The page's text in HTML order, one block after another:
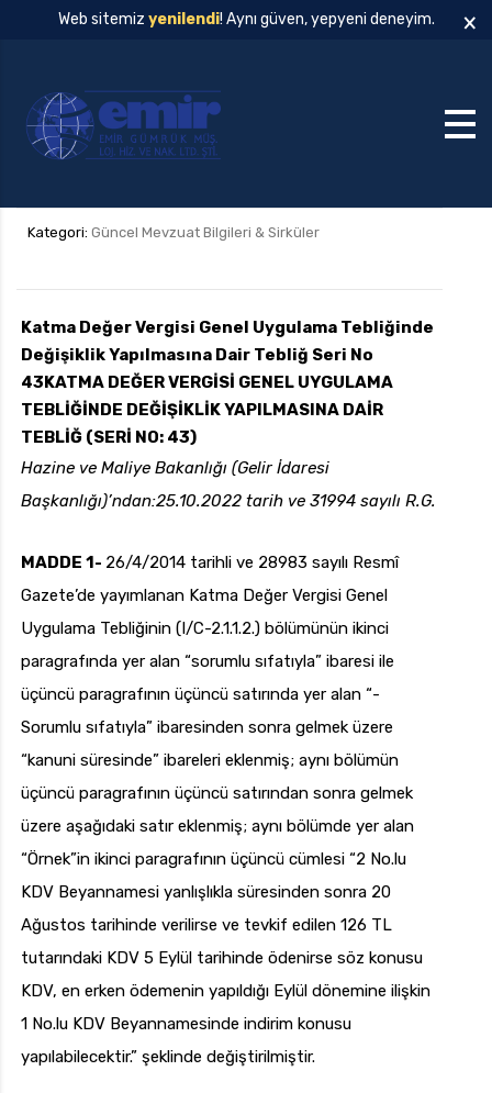
Web sitemiz yenilendi! Aynı güven, yepyeni deneyim. ×
Pzt — Cmt: 09:00 — 18:00
Kategori: Güncel Mevzuat Bilgileri & Sirküler
Katma Değer Vergisi Genel Uygulama Tebliğinde
Değişiklik Yapılmasına Dair Tebliğ Seri No
43 KATMA DEĞER VERGİSİ GENEL UYGULAMA
TEBLİĞİNDE DEĞİŞİKLİK YAPILMASINA DAİR
TEBLİĞ (SERİ NO: 43)
Hazine ve Maliye Bakanlığı (Gelir İdaresi
Başkanlığı)’ndan:25.10.2022 tarih ve 31994 sayılı R.G.
MADDE 1- 26/4/2014 tarihli ve 28983 sayılı Resmî
Gazete’de yayımlanan Katma Değer Vergisi Genel
Uygulama Tebliğinin (I/C-2.1.1.2.) bölümünün ikinci
paragrafında yer alan “sorumlu sıfatıyla” ibaresi ile
üçüncü paragrafının üçüncü satırında yer alan “-
Sorumlu sıfatıyla” ibaresinden sonra gelmek üzere
“kanuni süresinde” ibareleri eklenmiş; aynı bölümün
üçüncü paragrafının üçüncü satırından sonra gelmek
üzere aşağıdaki satır eklenmiş; aynı bölümde yer alan
“Örnek”in ikinci paragrafının üçüncü cümlesi “2 No.lu
KDV Beyannamesi yanlışlıkla süresinden sonra 20
Ağustos tarihinde verilirse ve tevkif edilen 126 TL
tutarındaki KDV 5 Eylül tarihinde ödenirse söz konusu
KDV, en erken ödemenin yapıldığı Eylül dönemine ilişkin
1 No.lu KDV Beyannamesinde indirim konusu
yapılabilecektir.” şeklinde değiştirilmiştir.